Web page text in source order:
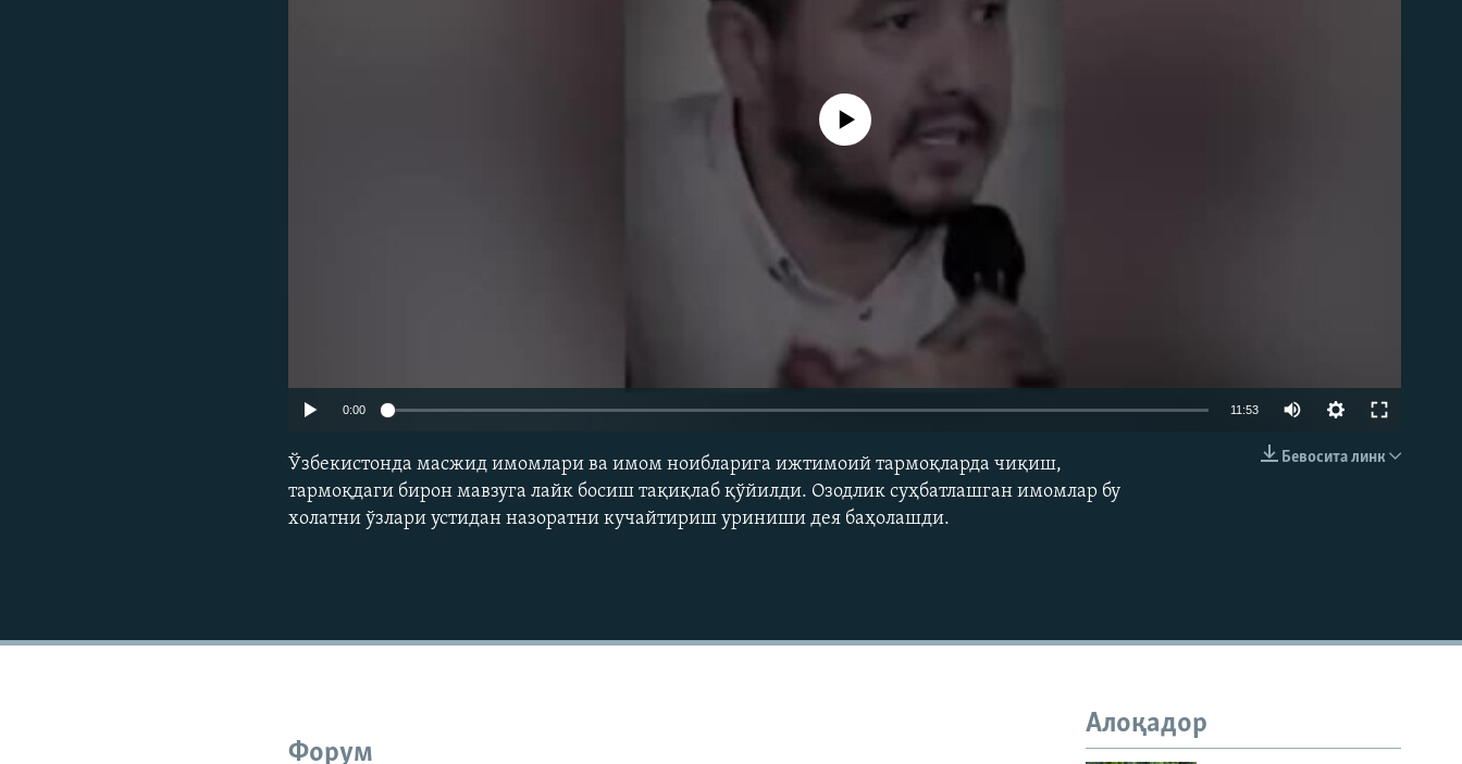
480p
Айни дамда медиа-манба мавжуд эмас
0:00 11:53
Бевосита линк
Ўзбекистонда масжид имомлари ва имом ноибларига ижтимоий тармоқларда чиқиш,
тармоқдаги бирон мавзуга лайк босиш тақиқлаб қўйилди. Озодлик суҳбатлашган имомлар бу
холатни ўзлари устидан назоратни кучайтириш уриниши дея баҳолашди.
Форум
Алоқадор